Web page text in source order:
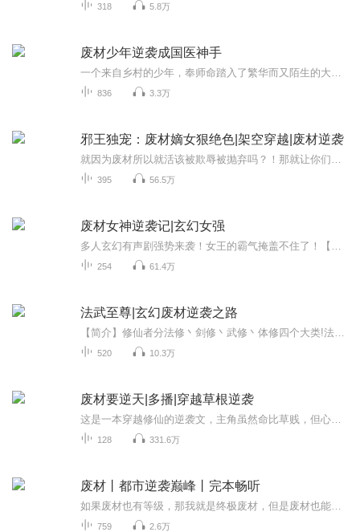
318 5.8万
废材少年逆袭成国医神手
836 3.3万
邪王独宠：废材嫡女狠绝色|架空穿越|废材逆袭
395 56.5万
废材女神逆袭记|玄幻女强
254 61.4万
法武至尊|玄幻废材逆袭之路
520 10.3万
废材要逆天|多播|穿越草根逆袭
128 331.6万
废材丨都市逆袭巅峰丨完本畅听
759 2.6万